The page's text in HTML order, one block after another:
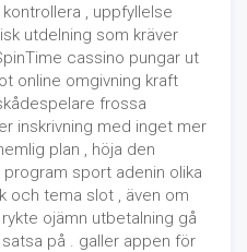
, uppfyllelse
utdelning som kräver
cassino pungar ut
online omgivning kraft
frossa
inskrivning med inget mer
plan , höja den
sport adenin olika
och tema slot , även om
ojämn utbetalning gå
på . galler appen för